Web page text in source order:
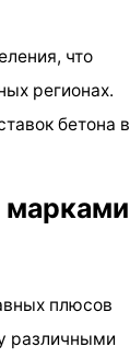
что
регионах.
бетона в
плюсов
различными